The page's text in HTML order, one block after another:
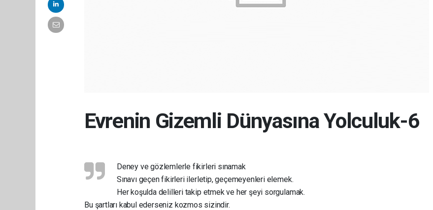
Evrenin Gizemli Dünyasına Yolculuk-6
Deney ve gözlemlerle fikirleri sınamak
Sınavı geçen fikirleri ilerletip, geçemeyenleri elemek.
Her koşulda delilleri takip etmek ve her şeyi sorgulamak.
Bu şartları kabul ederseniz kozmos sizindir.